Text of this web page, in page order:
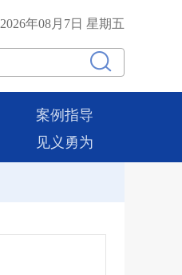
2026年08月7日 星期五
案例指导
见义勇为